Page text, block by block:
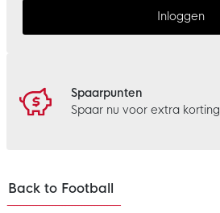
Inloggen
Spaarpunten
Spaar nu voor extra korting
Back to Football